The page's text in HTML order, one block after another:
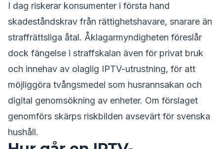
I dag riskerar konsumenter i första hand
skadeståndskrav från rättighetshavare, snarare än
straffrättsliga åtal. Åklagarmyndigheten föreslår
dock fängelse i straffskalan även för privat bruk
och innehav av olaglig IPTV-utrustning, för att
möjliggöra tvångsmedel som husrannsakan och
digital genomsökning av enheter. Om förslaget
genomförs skärps riskbilden avsevärt för svenska
hushåll.